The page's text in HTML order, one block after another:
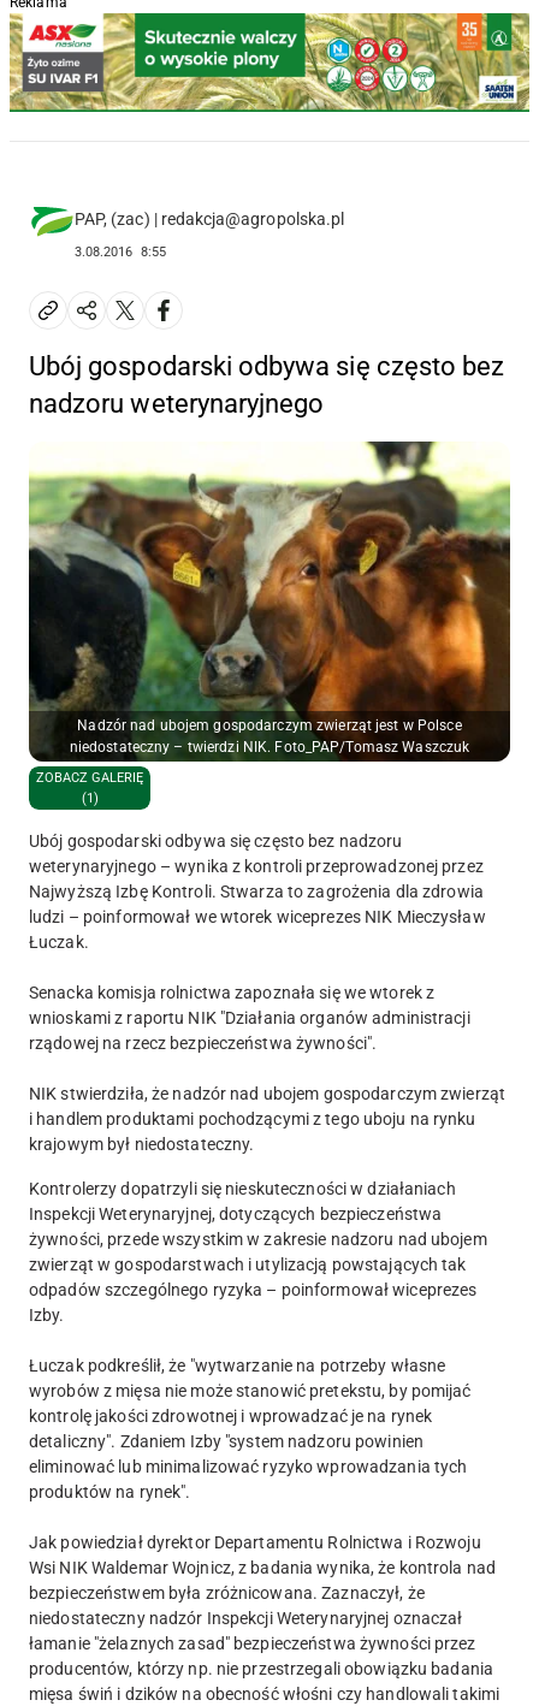
PAP, (zac) | redakcja@agropolska.pl
3.08.2016 8:55
Ubój gospodarski odbywa się często bez
nadzoru weterynaryjnego
Nadzór nad ubojem gospodarczym zwierząt jest w Polsce
niedostateczny – twierdzi NIK. Foto_PAP/Tomasz Waszczuk
ZOBACZ GALERIĘ
(1)
Ubój gospodarski odbywa się często bez nadzoru
weterynaryjnego – wynika z kontroli przeprowadzonej przez
Najwyższą Izbę Kontroli. Stwarza to zagrożenia dla zdrowia
ludzi – poinformował we wtorek wiceprezes NIK Mieczysław
Łuczak.
Senacka komisja rolnictwa zapoznała się we wtorek z
wnioskami z raportu NIK "Działania organów administracji
rządowej na rzecz bezpieczeństwa żywności".
NIK stwierdziła, że nadzór nad ubojem gospodarczym zwierząt
i handlem produktami pochodzącymi z tego uboju na rynku
krajowym był niedostateczny.
Kontrolerzy dopatrzyli się nieskuteczności w działaniach
Inspekcji Weterynaryjnej, dotyczących bezpieczeństwa
żywności, przede wszystkim w zakresie nadzoru nad ubojem
zwierząt w gospodarstwach i utylizacją powstających tak
odpadów szczególnego ryzyka – poinformował wiceprezes
Izby.
Łuczak podkreślił, że "wytwarzanie na potrzeby własne
wyrobów z mięsa nie może stanowić pretekstu, by pomijać
kontrolę jakości zdrowotnej i wprowadzać je na rynek
detaliczny". Zdaniem Izby "system nadzoru powinien
eliminować lub minimalizować ryzyko wprowadzania tych
produktów na rynek".
Jak powiedział dyrektor Departamentu Rolnictwa i Rozwoju
Wsi NIK Waldemar Wojnicz, z badania wynika, że kontrola nad
bezpieczeństwem była zróżnicowana. Zaznaczył, że
niedostateczny nadzór Inspekcji Weterynaryjnej oznaczał
łamanie "żelaznych zasad" bezpieczeństwa żywności przez
producentów, którzy np. nie przestrzegali obowiązku badania
mięsa świń i dzików na obecność włośni czy handlowali takimi